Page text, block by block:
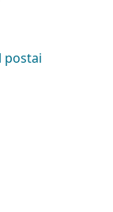
postai